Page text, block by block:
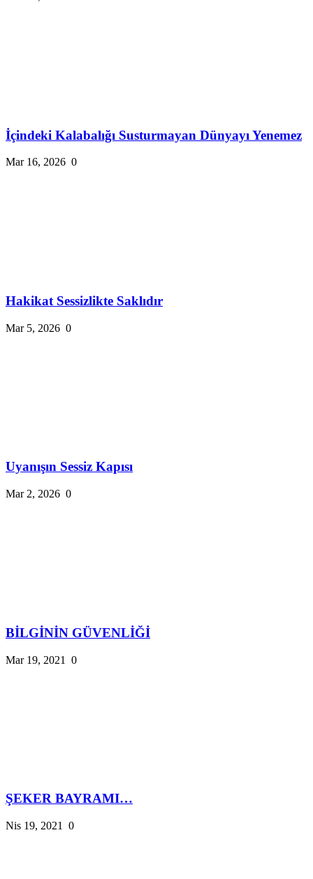
İçindeki Kalabalığı Susturmayan Dünyayı Yenemez
Mar 16, 2026 0
Hakikat Sessizlikte Saklıdır
Mar 5, 2026 0
Uyanışın Sessiz Kapısı
Mar 2, 2026 0
BİLGİNİN GÜVENLİĞİ
Mar 19, 2021 0
ŞEKER BAYRAMI…
Nis 19, 2021 0